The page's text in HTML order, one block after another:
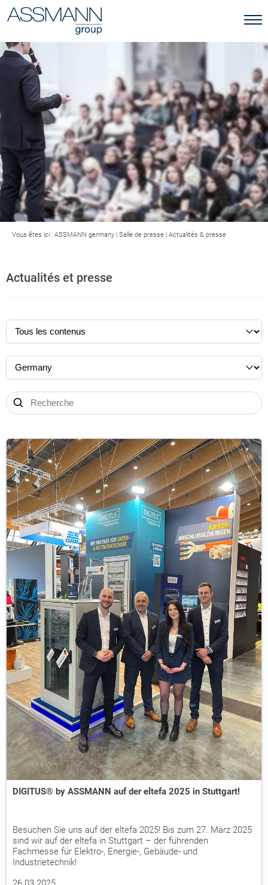
Vous êtes ici : ASSMANN germany | Salle de presse | Actualités & presse
Actualités et presse
DIGITUS® by ASSMANN auf der eltefa 2025 in Stuttgart!
Besuchen Sie uns auf der eltefa 2025! Bis zum 27. März 2025
sind wir auf der eltefa in Stuttgart – der führenden
Fachmesse für Elektro-, Energie-, Gebäude- und
Industrietechnik!